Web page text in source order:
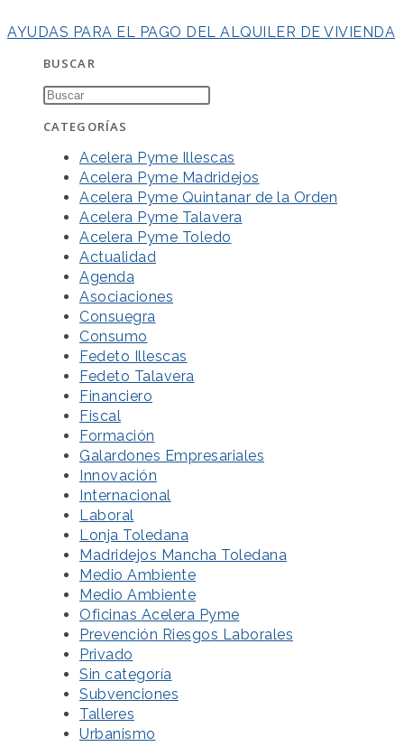
AYUDAS PARA EL PAGO DEL ALQUILER DE VIVIENDA
BUSCAR
CATEGORÍAS
Acelera Pyme Illescas
Acelera Pyme Madridejos
Acelera Pyme Quintanar de la Orden
Acelera Pyme Talavera
Acelera Pyme Toledo
Actualidad
Agenda
Asociaciones
Consuegra
Consumo
Fedeto Illescas
Fedeto Talavera
Financiero
Fiscal
Formación
Galardones Empresariales
Innovación
Internacional
Laboral
Lonja Toledana
Madridejos Mancha Toledana
Medio Ambiente
Medio Ambiente
Oficinas Acelera Pyme
Prevención Riesgos Laborales
Privado
Sin categoría
Subvenciones
Talleres
Urbanismo